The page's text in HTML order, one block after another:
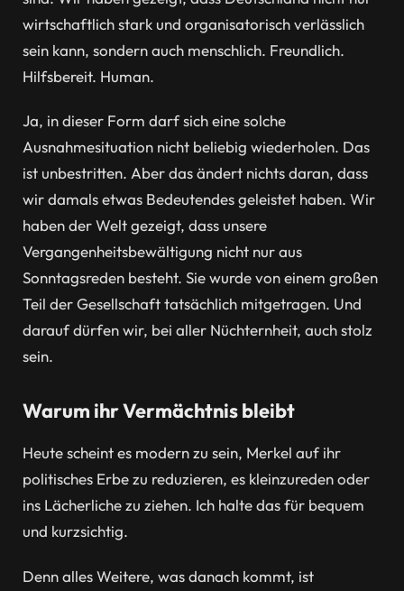
wirtschaftlich stark und organisatorisch verlässlich
sein kann, sondern auch menschlich. Freundlich.
Hilfsbereit. Human.
Ja, in dieser Form darf sich eine solche
Ausnahmesituation nicht beliebig wiederholen. Das
ist unbestritten. Aber das ändert nichts daran, dass
wir damals etwas Bedeutendes geleistet haben. Wir
haben der Welt gezeigt, dass unsere
Vergangenheitsbewältigung nicht nur aus
Sonntagsreden besteht. Sie wurde von einem großen
Teil der Gesellschaft tatsächlich mitgetragen. Und
darauf dürfen wir, bei aller Nüchternheit, auch stolz
sein.
Warum ihr Vermächtnis bleibt
Heute scheint es modern zu sein, Merkel auf ihr
politisches Erbe zu reduzieren, es kleinzureden oder
ins Lächerliche zu ziehen. Ich halte das für bequem
und kurzsichtig.
Denn alles Weitere, was danach kommt, ist